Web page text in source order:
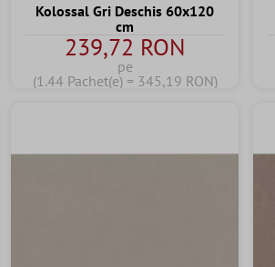
Kolossal Gri Deschis 60x120
cm
239,72 RON
pe
(1.44 Pachet(e) = 345,19 RON)